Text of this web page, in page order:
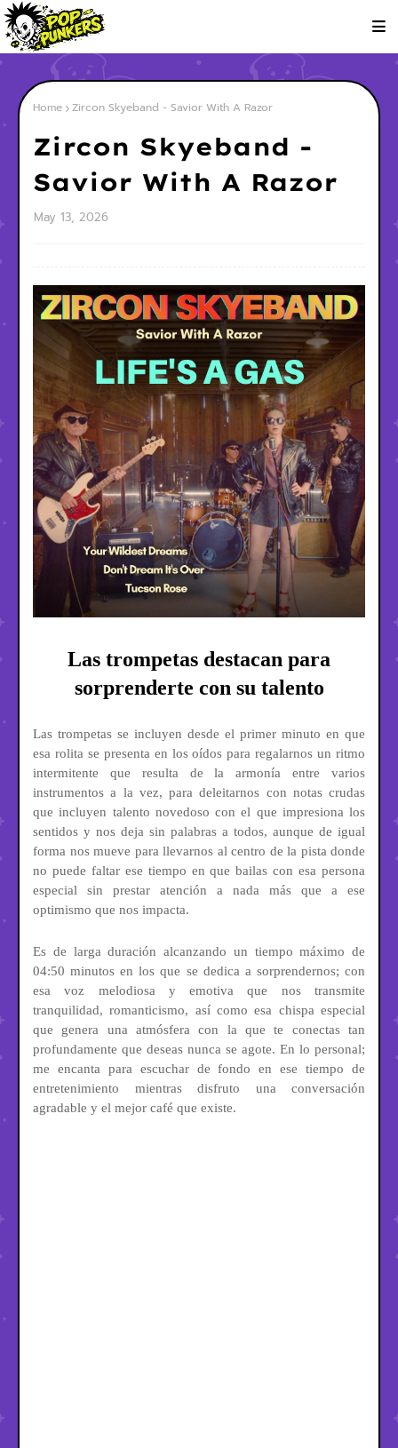
Home Zircon Skyeband - Savior With A Razor
Zircon Skyeband -
Savior With A Razor
May 13, 2026
Las trompetas destacan para
sorprenderte con su talento
Las trompetas se incluyen desde el primer minuto en que
esa rolita se presenta en los oídos para regalarnos un ritmo
intermitente que resulta de la armonía entre varios
instrumentos a la vez, para deleitarnos con notas crudas
que incluyen talento novedoso con el que impresiona los
sentidos y nos deja sin palabras a todos, aunque de igual
forma nos mueve para llevarnos al centro de la pista donde
no puede faltar ese tiempo en que bailas con esa persona
especial sin prestar atención a nada más que a ese
optimismo que nos impacta.
Es de larga duración alcanzando un tiempo máximo de
04:50 minutos en los que se dedica a sorprendernos; con
esa voz melodiosa y emotiva que nos transmite
tranquilidad, romanticismo, así como esa chispa especial
que genera una atmósfera con la que te conectas tan
profundamente que deseas nunca se agote. En lo personal;
me encanta para escuchar de fondo en ese tiempo de
entretenimiento mientras disfruto una conversación
agradable y el mejor café que existe.